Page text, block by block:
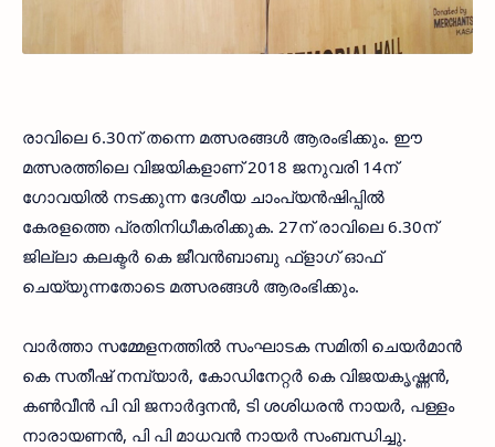
രാവിലെ 6.30ന് തന്നെ മത്സരങ്ങള്‍ ആരംഭിക്കും. ഈ
മത്സരത്തിലെ വിജയികളാണ് 2018 ജനുവരി 14ന്
ഗോവയില്‍ നടക്കുന്ന ദേശീയ ചാംപ്യന്‍ഷിപ്പില്‍
കേരളത്തെ പ്രതിനിധീകരിക്കുക. 27ന് രാവിലെ 6.30ന്
ജില്ലാ കലക്ടര്‍ കെ ജീവന്‍ബാബു ഫ്‌ളാഗ് ഓഫ്
ചെയ്യുന്നതോടെ മത്സരങ്ങള്‍ ആരംഭിക്കും.
വാര്‍ത്താ സമ്മേളനത്തില്‍ സംഘാടക സമിതി ചെയര്‍മാന്‍
കെ സതീഷ് നമ്പ്യാര്‍, കോഡിനേറ്റര്‍ കെ വിജയകൃഷ്ണന്‍,
കണ്‍വീന്‍ പി വി ജനാര്‍ദ്ദനന്‍, ടി ശശിധരന്‍ നായര്‍, പള്ളം
നാരായണന്‍, പി പി മാധവന്‍ നായര്‍ സംബന്ധിച്ചു.